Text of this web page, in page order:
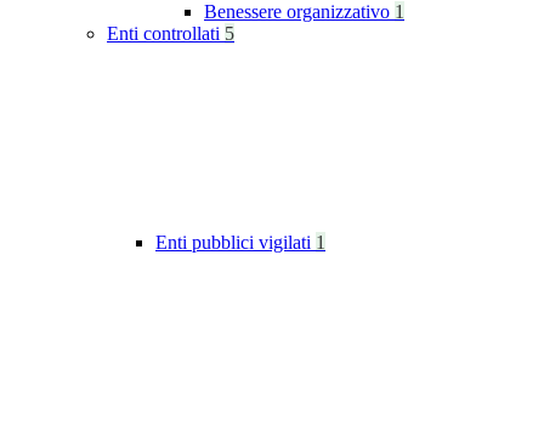
Benessere organizzativo 1
Enti controllati 5
Enti pubblici vigilati 1